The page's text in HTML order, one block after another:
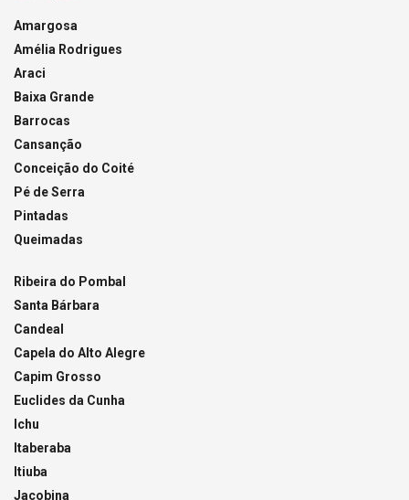
Amargosa
Amélia Rodrigues
Araci
Baixa Grande
Barrocas
Cansanção
Conceição do Coité
Pé de Serra
Pintadas
Queimadas
Ribeira do Pombal
Santa Bárbara
Candeal
Capela do Alto Alegre
Capim Grosso
Euclides da Cunha
Ichu
Itaberaba
Itiuba
Jacobina